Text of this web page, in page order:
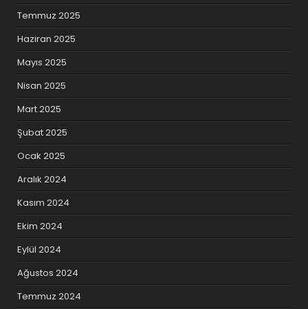
Temmuz 2025
Haziran 2025
Mayıs 2025
Nisan 2025
Mart 2025
Şubat 2025
Ocak 2025
Aralık 2024
Kasım 2024
Ekim 2024
Eylül 2024
Ağustos 2024
Temmuz 2024